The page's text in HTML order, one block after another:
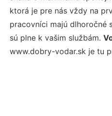
ktorá je pre nás vždy na
pracovníci majú dlhoročné
sú plne k vašim službám.
www.dobry-vodar.sk je tu